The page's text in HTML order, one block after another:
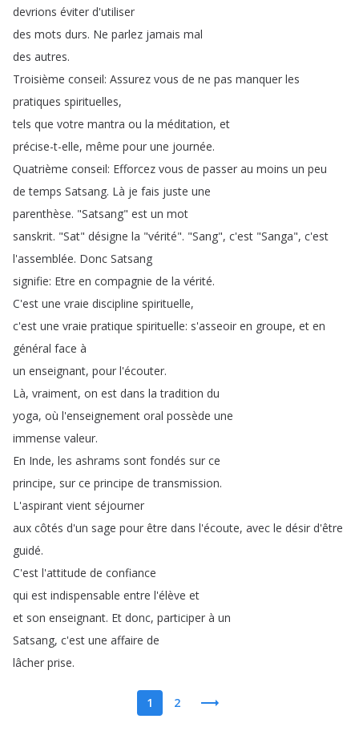
devrions éviter d'utiliser
des mots durs. Ne parlez jamais mal
des autres.
Troisième conseil: Assurez vous de ne pas manquer les
pratiques spirituelles,
tels que votre mantra ou la méditation, et
précise-t-elle, même pour une journée.
Quatrième conseil: Efforcez vous de passer au moins un peu
de temps Satsang. Là je fais juste une
parenthèse. "Satsang" est un mot
sanskrit. "Sat" désigne la "vérité". "Sang", c'est "Sanga", c'est
l'assemblée. Donc Satsang
signifie: Etre en compagnie de la vérité.
C'est une vraie discipline spirituelle,
c'est une vraie pratique spirituelle: s'asseoir en groupe, et en
général face à
un enseignant, pour l'écouter.
Là, vraiment, on est dans la tradition du
yoga, où l'enseignement oral possède une
immense valeur.
En Inde, les ashrams sont fondés sur ce
principe, sur ce principe de transmission.
L'aspirant vient séjourner
aux côtés d'un sage pour être dans l'écoute, avec le désir d'être
guidé.
C'est l'attitude de confiance
qui est indispensable entre l'élève et
et son enseignant. Et donc, participer à un
Satsang, c'est une affaire de
lâcher prise.
1 2